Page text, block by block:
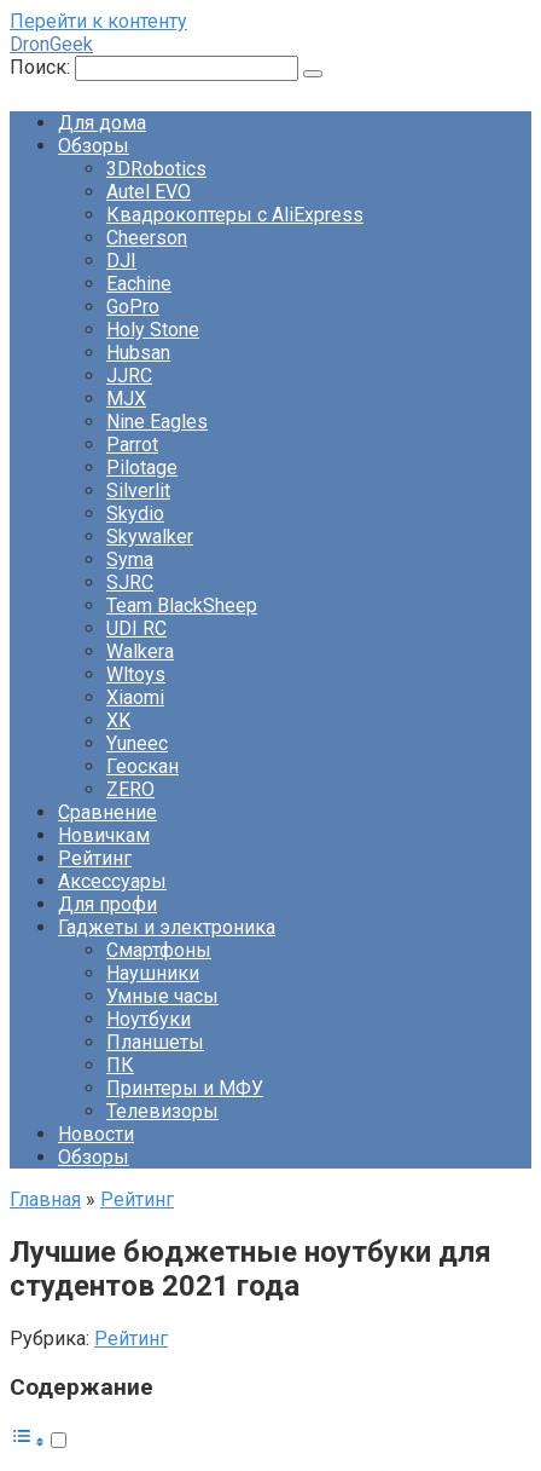
Перейти к контенту
DronGeek
Поиск:
Для дома
Обзоры
3DRobotics
Autel EVO
Квадрокоптеры с AliExpress
Cheerson
DJI
Eachine
GoPro
Holy Stone
Hubsan
JJRC
MJX
Nine Eagles
Parrot
Pilotage
Silverlit
Skydio
Skywalker
Syma
SJRC
Team BlackSheep
UDI RC
Walkera
Wltoys
Xiaomi
XK
Yuneec
Геоскан
ZERO
Сравнение
Новичкам
Рейтинг
Аксессуары
Для профи
Гаджеты и электроника
Смартфоны
Наушники
Умные часы
Ноутбуки
Планшеты
ПК
Принтеры и МФУ
Телевизоры
Новости
Обзоры
Главная » Рейтинг
Лучшие бюджетные ноутбуки для
студентов 2021 года
Рубрика: Рейтинг
Содержание